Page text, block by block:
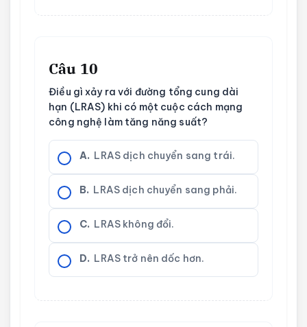
Câu 10
Điều gì xảy ra với đường tổng cung dài
hạn (LRAS) khi có một cuộc cách mạng
công nghệ làm tăng năng suất?
A. LRAS dịch chuyển sang trái.
B. LRAS dịch chuyển sang phải.
C. LRAS không đổi.
D. LRAS trở nên dốc hơn.